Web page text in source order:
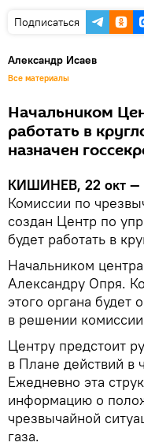
Подписаться
Александр Исаев
Все материалы
Начальником
работать в
назначен
КИШИНЕВ, 22 окт —
Комиссии по
создан Центр по
будет работать в
Начальником
Александру Опря.
этого органа будет
в решении
Центру предстоит
в Плане действий в
Ежедневно эта
информацию о
чрезвычайной
газа.